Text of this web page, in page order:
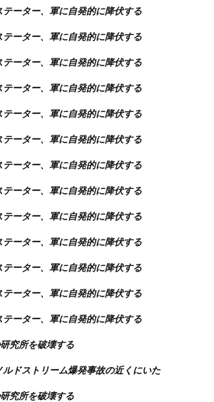
テーター、軍に自発的に降伏する
テーター、軍に自発的に降伏する
テーター、軍に自発的に降伏する
テーター、軍に自発的に降伏する
テーター、軍に自発的に降伏する
テーター、軍に自発的に降伏する
テーター、軍に自発的に降伏する
テーター、軍に自発的に降伏する
テーター、軍に自発的に降伏する
テーター、軍に自発的に降伏する
テーター、軍に自発的に降伏する
テーター、軍に自発的に降伏する
テーター、軍に自発的に降伏する
究所を破壊する
ドストリーム爆発事故の近くにいた
究所を破壊する